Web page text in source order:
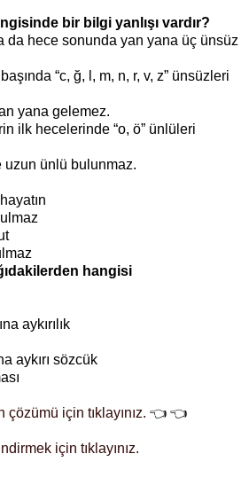
bir bilgi yanlışı vardır?
da hece sonunda yan yana üç ünsüz
“c, ğ, l, m, n, r, v, z” ünsüzleri
yana gelemez.
ilk hecelerinde “o, ö” ünlüleri
uzun ünlü bulunmaz.
hangisi
aykırılık
aykırı sözcük
çözümü için tıklayınız. 👈 👈
için tıklayınız.